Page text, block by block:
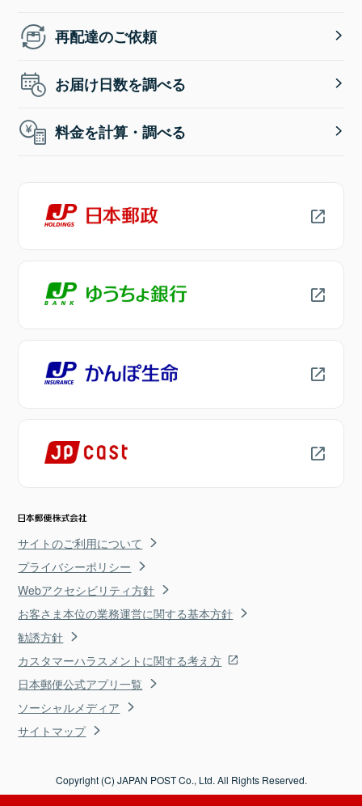
再配達のご依頼
お届け日数を調べる
料金を計算・調べる
サイトのご利用について
プライバシーポリシー
Webアクセシビリティ方針
お客さま本位の業務運営に関する基本方針
勧誘方針
カスタマーハラスメントに関する考え方
日本郵便公式アプリ一覧
ソーシャルメディア
サイトマップ
Copyright (C) JAPAN POST Co., Ltd. All Rights Reserved.